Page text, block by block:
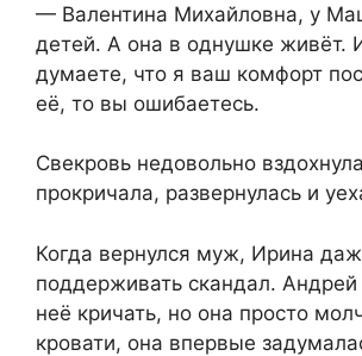
— Валентина Михайловна, у
детей. А она в однушке живёт.
думаете, что я ваш комфорт
её, то вы ошибаетесь.
Свекровь недовольно
прокричала, развернулась и
Когда вернулся муж, Ирина
поддерживать скандал.
неё кричать, но она просто
кровати, она впервые